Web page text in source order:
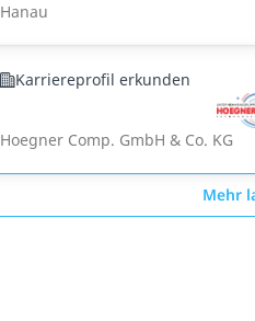
Hanau
Karriereprofil erkunden
Hoegner Comp. GmbH & Co. KG
Mehr